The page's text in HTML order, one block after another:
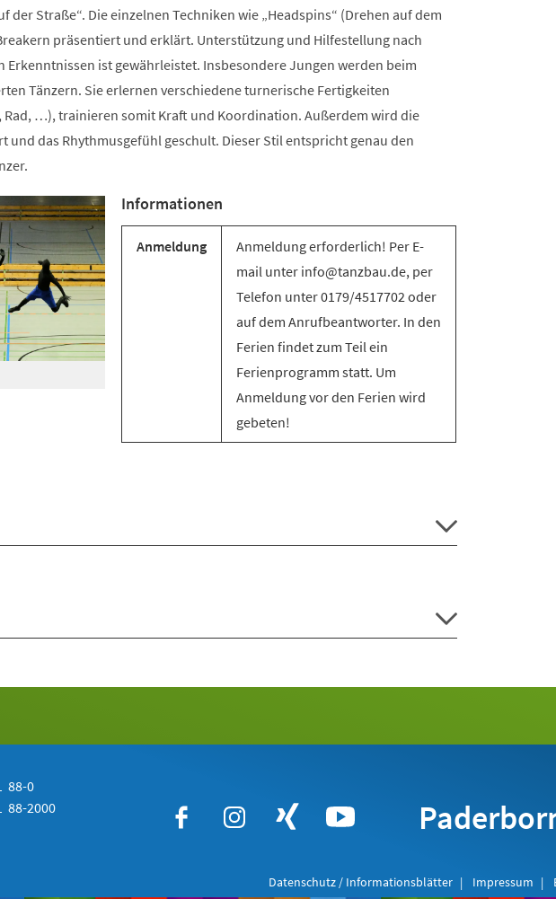
der Straße“. Die einzelnen Techniken wie „Headspins“ (Drehen auf dem
präsentiert und erklärt. Unterstützung und Hilfestellung nach
ist gewährleistet. Insbesondere Jungen werden beim
Tänzern. Sie erlernen verschiedene turnerische Fertigkeiten
Rad, …), trainieren somit Kraft und Koordination. Außerdem wird die
und das Rhythmusgefühl geschult. Dieser Stil entspricht genau den
Informationen
Anmeldung
Anmeldung erforderlich! Per E-
mail unter info@tanzbau.de, per
Telefon unter 0179/4517702 oder
auf dem Anrufbeantworter. In den
Ferien findet zum Teil ein
Ferienprogramm statt. Um
Anmeldung vor den Ferien wird
gebeten!
88-0
88-2000
Datenschutz / Informationsblätter Impressum